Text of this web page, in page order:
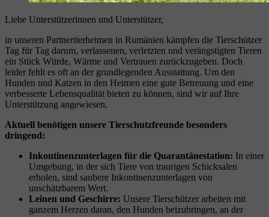
Liebe Unterstützerinnen und Unterstützer,
in unseren Partnertierheimen in Rumänien kämpfen die Tierschützer
Tag für Tag darum, verlassenen, verletzten und verängstigten Tieren
ein Stück Würde, Wärme und Vertrauen zurückzugeben. Doch
leider fehlt es oft an der grundlegenden Ausstattung. Um den
Hunden und Katzen in den Heimen eine gute Betreuung und eine
verbesserte Lebensqualität bieten zu können, sind wir auf Ihre
Unterstützung angewiesen.
Aktuell benötigen unsere Tierschutzfreunde besonders
dringend:
Inkontinenzunterlagen für die Quarantänestation: In einer
Umgebung, in der sich Tiere von traurigen Schicksalen
erholen, sind saubere Inkontinenzunterlagen von
unschätzbarem Wert.
Leinen und Geschirre: Unsere Tierschützer arbeiten mit
ganzem Herzen daran, den Hunden beizubringen, an der